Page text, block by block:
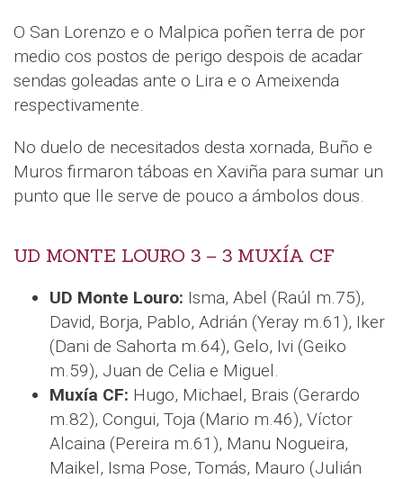
O San Lorenzo e o Malpica poñen terra de por
medio cos postos de perigo despois de acadar
sendas goleadas ante o Lira e o Ameixenda
respectivamente.
No duelo de necesitados desta xornada, Buño e
Muros firmaron táboas en Xaviña para sumar un
punto que lle serve de pouco a ámbolos dous.
UD MONTE LOURO 3 – 3 MUXÍA CF
UD Monte Louro: Isma, Abel (Raúl m.75),
David, Borja, Pablo, Adrián (Yeray m.61), Iker
(Dani de Sahorta m.64), Gelo, Ivi (Geiko
m.59), Juan de Celia e Miguel.
Muxía CF: Hugo, Michael, Brais (Gerardo
m.82), Congui, Toja (Mario m.46), Víctor
Alcaina (Pereira m.61), Manu Nogueira,
Maikel, Isma Pose, Tomás, Mauro (Julián